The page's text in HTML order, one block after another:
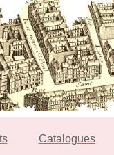
Catalogues